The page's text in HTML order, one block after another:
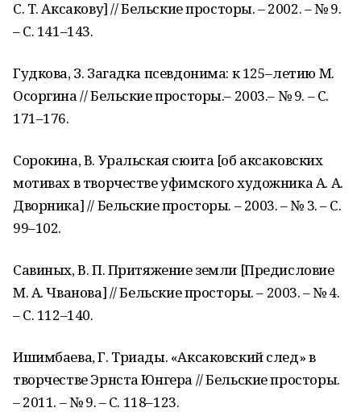
С. Т. Аксакову] // Бельские просторы. – 2002. – № 9.
– С. 141–143.
Гудкова, З. Загадка псевдонима: к 125–летию М.
Осоргина // Бельские просторы.– 2003.– № 9. – С.
171–176.
Сорокина, В. Уральская сюита [об аксаковских
мотивах в творчестве уфимского художника А. А.
Дворника] // Бельские просторы. – 2003. – № 3. – С.
99–102.
Савиных, В. П. Притяжение земли [Предисловие
М. А. Чванова] // Бельские просторы. – 2003. – № 4.
– С. 112–140.
Ишимбаева, Г. Триады. «Аксаковский след» в
творчестве Эрнста Юнгера // Бельские просторы.
– 2011. – № 9. – С. 118–123.